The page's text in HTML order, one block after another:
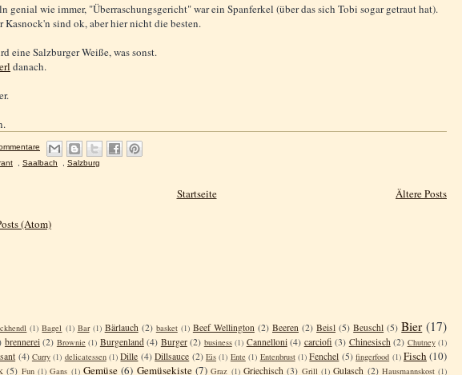
genial wie immer, "Überraschungsgericht" war ein Spanferkel (über das sich Tobi sogar getraut hat).
Kasnock'n sind ok, aber hier nicht die besten.
eine Salzburger Weiße, was sonst.
danach.
Saalbach Salzburg
Ältere Posts
Startseite
(Atom)
(1) Bagel (1) Bar (1) Bärlauch (2) basket (1) Beef Wellington (2) Beeren (2) Beisl (5) Beuschl (5) Bier (17)
brennerei (2) Brownie (1) Burgenland (4) Burger (2) business (1) Cannelloni (4) carciofi (3) Chinesisch (2) Chutney (1)
(4) Curry (1) delicatessen (1) Dille (4) Dillsauce (2) Eis (1) Ente (1) Entenbrust (1) Fenchel (5) fingerfood (1) Fisch (10)
(5) Fun (1) Gans (1) Gemüse (6) Gemüsekiste (7) Graz (1) Griechisch (3) Grill (1) Gulasch (2) Hausmannskost (1)